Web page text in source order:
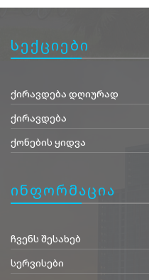
სექციები
ქირავდება დღიურად
ქირავდება
ქონების ყიდვა
ინფორმაცია
ჩვენს შესახებ
სერვისები